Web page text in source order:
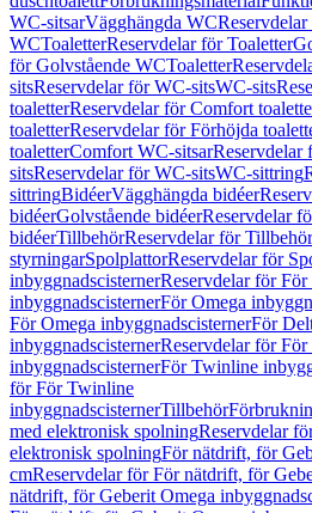
WC-sitsarVägghängda WC
WCToaletterReservdelar för Toaletter
för Golvstående WCToaletter
sitsReservdelar för WC-sitsWC-sits
toaletterReservdelar för Comfort
toaletterReservdelar för Förhöjda
toaletterComfort WC-sitsarReservdelar
sitsReservdelar för WC-sitsWC-sittring
sittringBidéerVägghängda bidéer
bidéerGolvstående bidéerReservdelar
bidéerTillbehörReservdelar för Tillbehör
styrningarSpolplattorReservdelar för
inbyggnadscisternerReservdelar för För
inbyggnadscisternerFör Omega
För Omega inbyggnadscisternerFör
inbyggnadscisternerReservdelar för För
inbyggnadscisternerFör Twinline
för För Twinline
inbyggnadscisternerTillbehör
med elektronisk spolningReservdelar
elektronisk spolningFör nätdrift, för
cmReservdelar för För nätdrift, för
nätdrift, för Geberit Omega